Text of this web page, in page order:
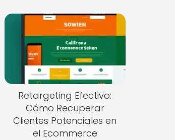
Retargeting Efectivo:
Cómo Recuperar
Clientes Potenciales en
el Ecommerce